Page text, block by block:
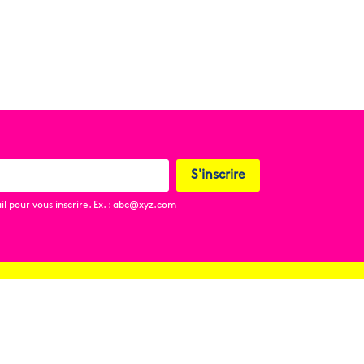
pour vous inscrire. Ex. : abc@xyz.com
S'inscrire